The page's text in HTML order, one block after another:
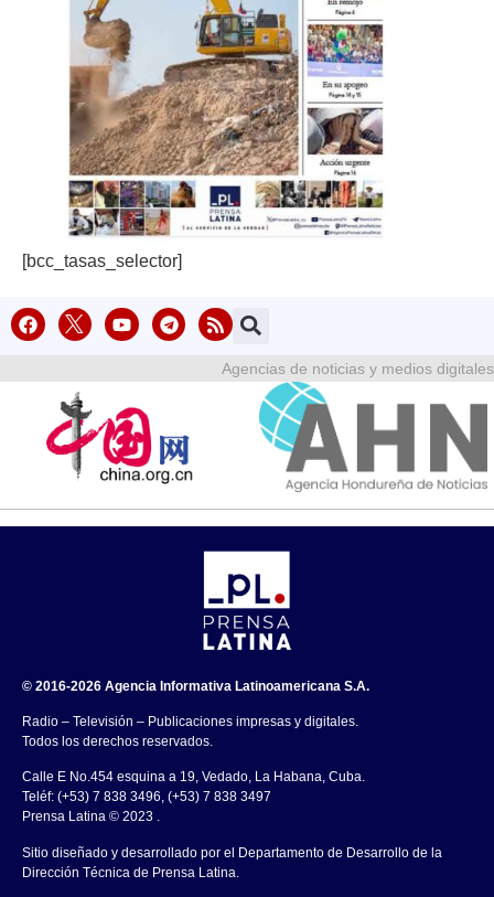
[bcc_tasas_selector]
Agencias de noticias y medios digitales
© 2016-2026 Agencia Informativa Latinoamericana S.A.
Radio – Televisión – Publicaciones impresas y digitales.
Todos los derechos reservados.
Calle E No.454 esquina a 19, Vedado, La Habana, Cuba.
Teléf: (+53) 7 838 3496, (+53) 7 838 3497
Prensa Latina © 2023 .
Sitio diseñado y desarrollado por el Departamento de Desarrollo de la
Dirección Técnica de Prensa Latina.